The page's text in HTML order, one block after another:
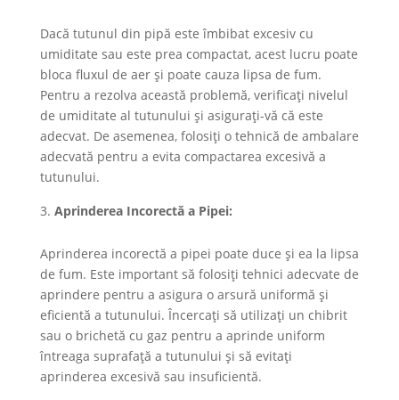
Dacă tutunul din pipă este îmbibat excesiv cu
umiditate sau este prea compactat, acest lucru poate
bloca fluxul de aer și poate cauza lipsa de fum.
Pentru a rezolva această problemă, verificați nivelul
de umiditate al tutunului și asigurați-vă că este
adecvat. De asemenea, folosiți o tehnică de ambalare
adecvată pentru a evita compactarea excesivă a
tutunului.
Aprinderea Incorectă a Pipei:
Aprinderea incorectă a pipei poate duce și ea la lipsa
de fum. Este important să folosiți tehnici adecvate de
aprindere pentru a asigura o arsură uniformă și
eficientă a tutunului. Încercați să utilizați un chibrit
sau o brichetă cu gaz pentru a aprinde uniform
întreaga suprafață a tutunului și să evitați
aprinderea excesivă sau insuficientă.